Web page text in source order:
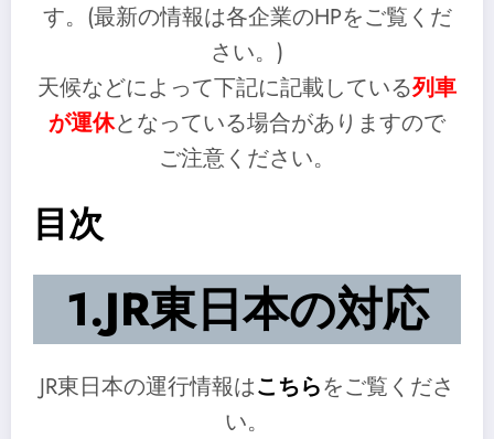
す。(最新の情報は各企業のHPをご覧くだ
さい。)
天候などによって下記に記載している列車
が運休となっている場合がありますので
ご注意ください。
目次
1.JR東日本の対応
JR東日本の運行情報はこちらをご覧くださ
い。